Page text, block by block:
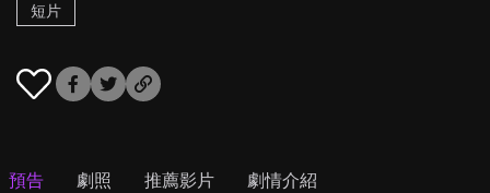
短片
預告 劇照 推薦影片 劇情介紹